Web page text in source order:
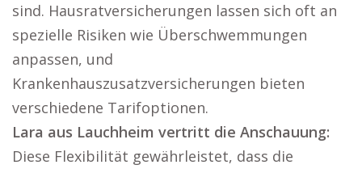
sind. Hausratversicherungen lassen sich oft an
spezielle Risiken wie Überschwemmungen
anpassen, und
Krankenhauszusatzversicherungen bieten
verschiedene Tarifoptionen.
Lara aus Lauchheim vertritt die Anschauung:
Diese Flexibilität gewährleistet, dass die